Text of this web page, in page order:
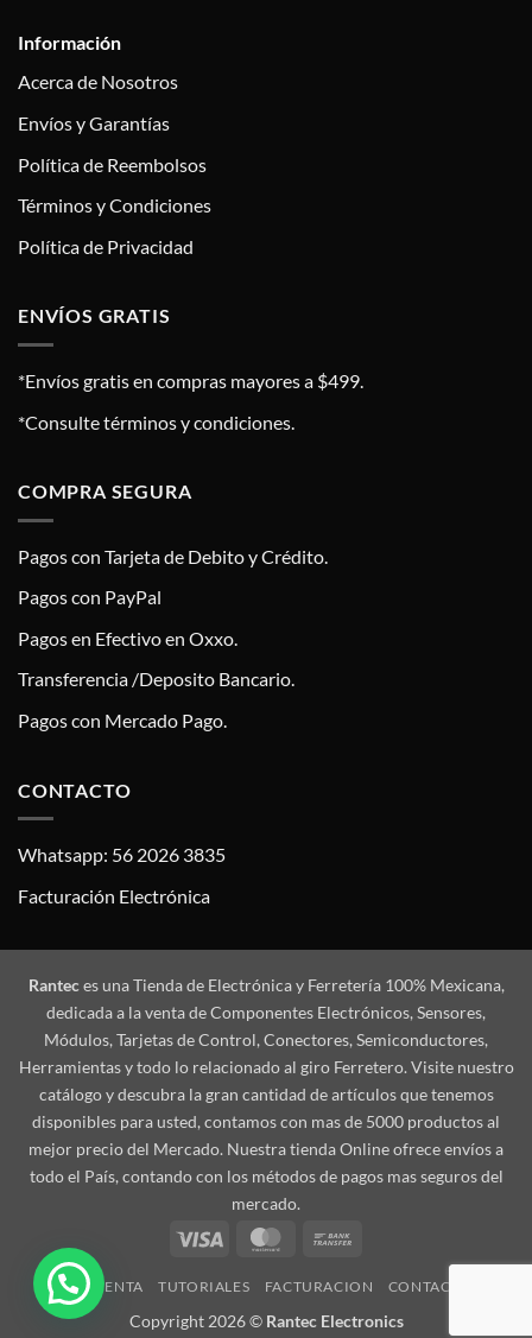
Información
Acerca de Nosotros
Envíos y Garantías
Política de Reembolsos
Términos y Condiciones
Política de Privacidad
ENVÍOS GRATIS
*Envíos gratis en compras mayores a $499.
*Consulte términos y condiciones.
COMPRA SEGURA
Pagos con Tarjeta de Debito y Crédito.
Pagos con PayPal
Pagos en Efectivo en Oxxo.
Transferencia /Deposito Bancario.
Pagos con Mercado Pago.
CONTACTO
Whatsapp: 56 2026 3835
Facturación Electrónica
Ranteces una Tienda de Electrónica y Ferretería 100% Mexicana,
dedicada a la venta de Componentes Electrónicos, Sensores,
Módulos, Tarjetas de Control, Conectores, Semiconductores,
Herramientas y todo lo relacionado al giro Ferretero. Visite nuestro
catálogo y descubra la gran cantidad de artículos que tenemos
disponibles para usted, contamos con mas de 5000 productos al
mejor precio del Mercado. Nuestra tienda Online ofrece envíos a
todo el País, contando con los métodos de pagos mas seguros del
mercado.
Visa
MasterCard
MI CUENTA TUTORIALES FACTURACION CONTACTO
Copyright 2026 © Rantec Electronics